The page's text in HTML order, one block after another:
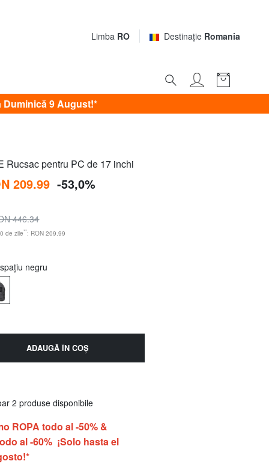
Limba RO Destinaţie Romania
Duminică 9 August!*
Rucsac pentru PC de 17 inchi
209.99 -53,0%
446.34
de zile**: RON 209.99
negru
ADAUGĂ ÎN COŞ
2 produse disponibile
ROPA todo al -50% &
al -60% ¡Solo hasta el